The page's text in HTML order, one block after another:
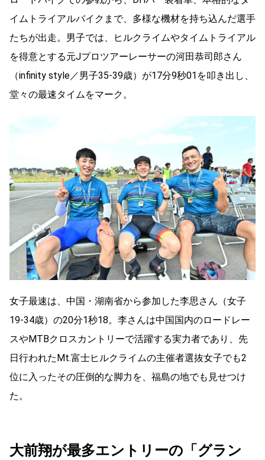
イムトライアルバイクまで、多様な機材を持ち込んだ選手
たちが出走。男子では、ヒルクライムやタイムトライアル
を得意とする元Jプロツアーレーサーの河田恭司郎さん
（infinity style／男子35-39歳）が17分9秒01を叩き出し、
堂々の最速タイムをマーク。
女子最速は、中国・湖南省から参加した李思さん（女子
19-34歳）の20分1秒18。李さんは中国国内のロードレー
スやMTBクロスカントリーで活躍する実力者であり、先
日行われたMt.富士ヒルクライムの主催者選抜女子でも2
位に入ったその圧倒的な脚力を、福島の地でも見せつけ
た。
大前翔が最多エントリーの「グラン